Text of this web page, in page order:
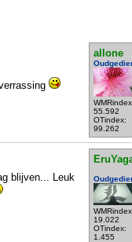
allone
55.592
OTindex:
99.262
19.022
OTindex:
1.455
blijven... Leuk